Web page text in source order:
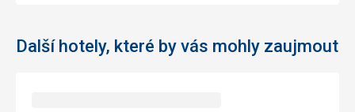
Další hotely, které by vás mohly zaujmout